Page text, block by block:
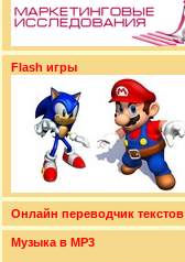
Flash игры
Онлайн переводчик текстов
Музыка в MP3